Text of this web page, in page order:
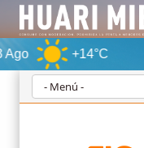
+14°C 14 Ago